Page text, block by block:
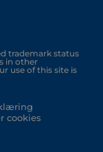
trademark status
in other
use of this site is
cookies